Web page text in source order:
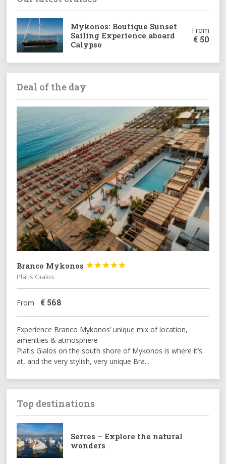
Mykonos: Boutique Sunset
Sailing Experience aboard
Calypso
From
€ 50
Deal of the day
Branco Mykonos 




Platis Gialos
From € 568
Experience Branco Mykonos’ unique mix of location,
amenities & atmosphere
Platis Gialos on the south shore of Mykonos is where it’s
at, and the very stylish, very unique Bra...
Top destinations
Serres – Explore the natural
wonders